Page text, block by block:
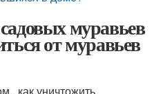
муравьев
от муравьев